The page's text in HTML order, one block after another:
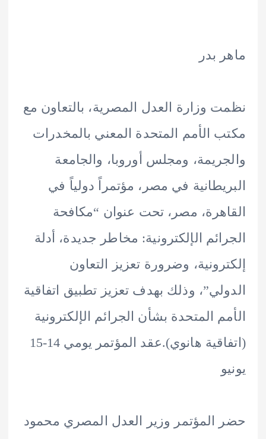
بدر
وزارة العدل المصرية، بالتعاون مع
الأمم المتحدة المعني بالمخدرات
ومجلس أوروبا، والجامعة
في مصر، مؤتمراً دولياً في
مصر، تحت عنوان “مكافحة
الإلكترونية: مخاطر جديدة، أدلة
وضرورة تعزيز التعاون
وذلك بهدف تعزيز تطبيق اتفاقية
المتحدة بشأن الجرائم الإلكترونية
(اتفاقية هانوي).عقد المؤتمر يومي 14-15
المؤتمر وزير العدل المصري محمود